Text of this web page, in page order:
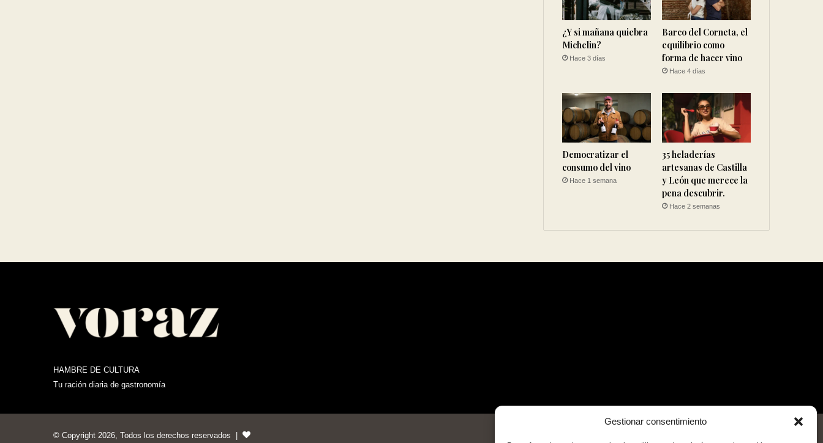
Gestionar consentimiento
¿Y si mañana quiebra
Michelin?
Hace 3 días
Barco del Corneta, el
equilibrio como
forma de hacer vino
Hace 4 días
Democratizar el
consumo del vino
Hace 1 semana
35 heladerías
artesanas de Castilla
y León que merece la
pena descubrir.
Hace 2 semanas
HAMBRE DE CULTURA
Tu ración diaria de gastronomía
© Copyright 2026, Todos los derechos reservados |